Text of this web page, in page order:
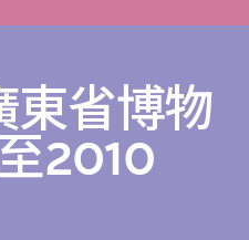
東省博物
2010